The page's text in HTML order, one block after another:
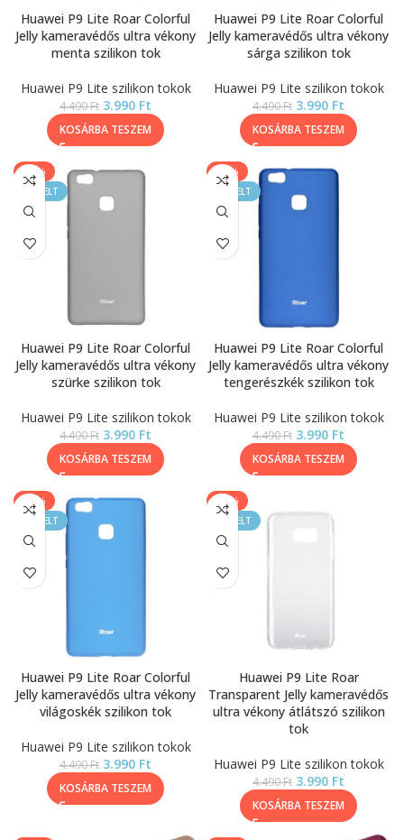
Huawei P9 Lite Roar Colorful
Jelly kameravédős ultra vékony
menta szilikon tok
Huawei P9 Lite szilikon tokok
4.490Ft 3.990 Ft
KOSÁRBA TESZEM
Huawei P9 Lite Roar Colorful
Jelly kameravédős ultra vékony
sárga szilikon tok
Huawei P9 Lite szilikon tokok
4.490Ft 3.990 Ft
KOSÁRBA TESZEM
-11%
KIEMELT
Huawei P9 Lite Roar Colorful
Jelly kameravédős ultra vékony
szürke szilikon tok
Huawei P9 Lite szilikon tokok
4.490Ft 3.990 Ft
KOSÁRBA TESZEM
-11%
KIEMELT
Huawei P9 Lite Roar Colorful
Jelly kameravédős ultra vékony
tengerészkék szilikon tok
Huawei P9 Lite szilikon tokok
4.490Ft 3.990 Ft
KOSÁRBA TESZEM
-11%
KIEMELT
Huawei P9 Lite Roar Colorful
Jelly kameravédős ultra vékony
világoskék szilikon tok
Huawei P9 Lite szilikon tokok
4.490Ft 3.990 Ft
KOSÁRBA TESZEM
-11%
KIEMELT
Huawei P9 Lite Roar
Transparent Jelly kameravédős
ultra vékony átlátszó szilikon
tok
Huawei P9 Lite szilikon tokok
4.490Ft 3.990 Ft
KOSÁRBA TESZEM